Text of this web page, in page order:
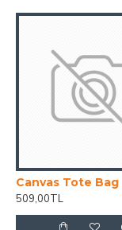
Canvas Tote Bag
509,00TL